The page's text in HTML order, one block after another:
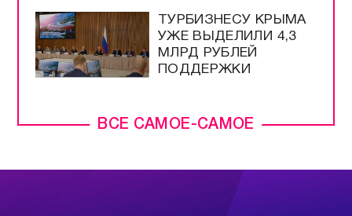
ВСЕ САМОЕ-САМОЕ
ТУРБИЗНЕСУ КРЫМА
УЖЕ ВЫДЕЛИЛИ 4,3
МЛРД РУБЛЕЙ
ПОДДЕРЖКИ